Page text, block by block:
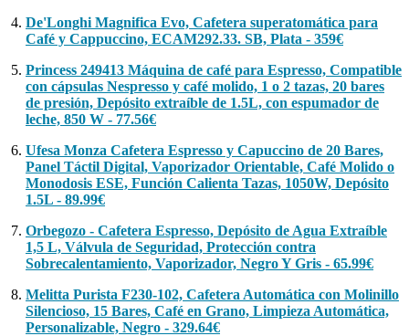
De'Longhi Magnifica Evo, Cafetera superatomática para
Café y Cappuccino, ECAM292.33. SB, Plata - 359€
Princess 249413 Máquina de café para Espresso, Compatible
con cápsulas Nespresso y café molido, 1 o 2 tazas, 20 bares
de presión, Depósito extraíble de 1.5L, con espumador de
leche, 850 W - 77.56€
Ufesa Monza Cafetera Espresso y Capuccino de 20 Bares,
Panel Táctil Digital, Vaporizador Orientable, Café Molido o
Monodosis ESE, Función Calienta Tazas, 1050W, Depósito
1.5L - 89.99€
Orbegozo - Cafetera Espresso, Depósito de Agua Extraíble
1,5 L, Válvula de Seguridad, Protección contra
Sobrecalentamiento, Vaporizador, Negro Y Gris - 65.99€
Melitta Purista F230-102, Cafetera Automática con Molinillo
Silencioso, 15 Bares, Café en Grano, Limpieza Automática,
Personalizable, Negro - 329.64€